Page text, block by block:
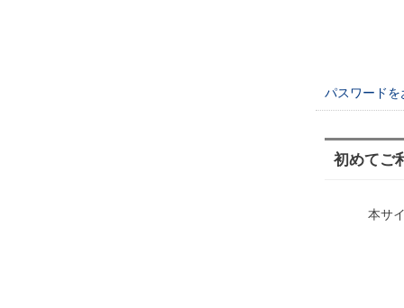
パスワード
初めてご
本サ